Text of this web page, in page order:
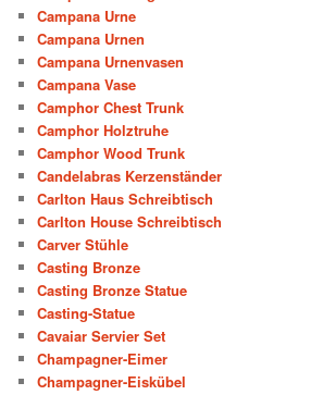
Campana Urne
Campana Urnen
Campana Urnenvasen
Campana Vase
Camphor Chest Trunk
Camphor Holztruhe
Camphor Wood Trunk
Candelabras Kerzenständer
Carlton Haus Schreibtisch
Carlton House Schreibtisch
Carver Stühle
Casting Bronze
Casting Bronze Statue
Casting-Statue
Cavaiar Servier Set
Champagner-Eimer
Champagner-Eiskübel